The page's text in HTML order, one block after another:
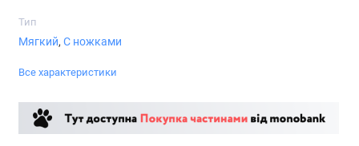
Тип
Мягкий, С ножками
Все характеристики